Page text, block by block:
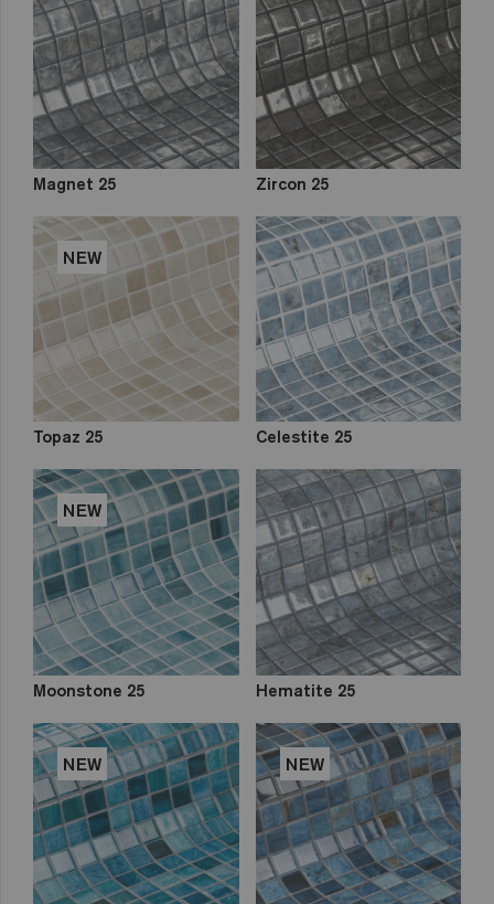
Zen
Iridescent
Cocktail
Metal
Space
Fosfo
Lisa
Niebla
Mix
Degradados
Magnet 25 Zircon 25
NEW
Topaz 25 Celestite 25
NEW
Moonstone 25 Hematite 25
NEW NEW